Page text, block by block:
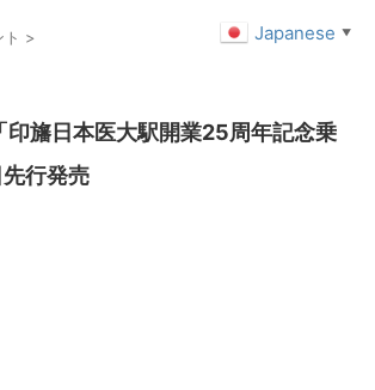
>
印旛日本医大駅開業25周年記念乗
行発売
Japanese ▼